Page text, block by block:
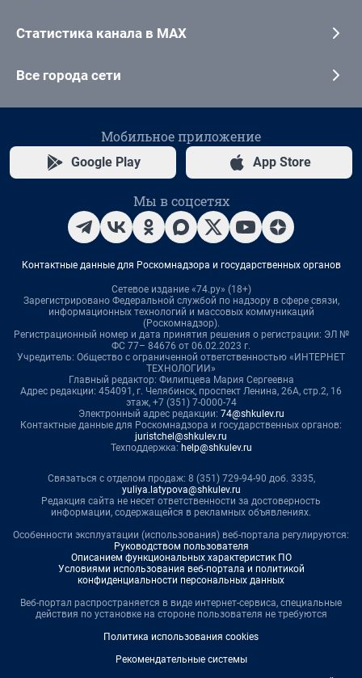
Статистика канала в MAX
Все города сети
Мобильное приложение
Google Play App Store
Мы в соцсетях
Контактные данные для Роскомнадзора и государственных органов
Сетевое издание «74.ру» (18+)
Зарегистрировано Федеральной службой по надзору в сфере связи,
информационных технологий и массовых коммуникаций
(Роскомнадзор).
Регистрационный номер и дата принятия решения о регистрации: ЭЛ №
ФС 77– 84676 от 06.02.2023 г.
Учредитель: Общество с ограниченной ответственностью «ИНТЕРНЕТ
ТЕХНОЛОГИИ»
Главный редактор: Филипцева Мария Сергеевна
Адрес редакции: 454091, г. Челябинск, проспект Ленина, 26А, стр.2, 16
этаж, +7 (351) 7-0000-74
Электронный адрес редакции: 74@shkulev.ru
Контактные данные для Роскомнадзора и государственных органов:
juristchel@shkulev.ru
Техподдержка: help@shkulev.ru
Связаться с отделом продаж: 8 (351) 729-94-90 доб. 3335,
yuliya.latypova@shkulev.ru
Редакция сайта не несет ответственности за достоверность
информации, содержащейся в рекламных объявлениях.
Особенности эксплуатации (использования) веб-портала регулируются:
Руководством пользователя
Описанием функциональных характеристик ПО
Условиями использования веб-портала и политикой
конфиденциальности персональных данных
Веб-портал распространяется в виде интернет-сервиса, специальные
действия по установке на стороне пользователя не требуются
Политика использования cookies
Рекомендательные системы